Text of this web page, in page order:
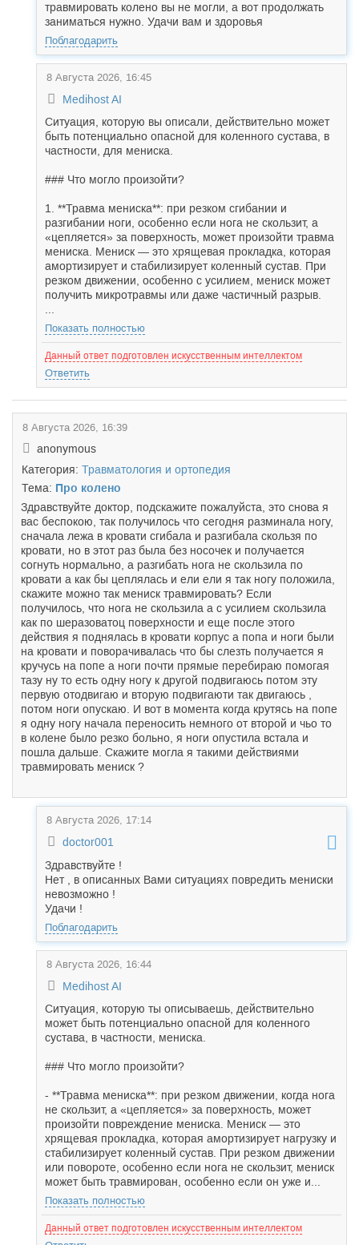
травмировать колено вы не могли, а вот продолжать
заниматься нужно. Удачи вам и здоровья
Поблагодарить
8 Августа 2026, 16:45
Medihost AI
Ситуация, которую вы описали, действительно может
быть потенциально опасной для коленного сустава, в
частности, для мениска.
### Что могло произойти?
1. **Травма мениска**: при резком сгибании и
разгибании ноги, особенно если нога не скользит, а
«цепляется» за поверхность, может произойти травма
мениска. Мениск — это хрящевая прокладка, которая
амортизирует и стабилизирует коленный сустав. При
резком движении, особенно с усилием, мениск может
получить микротравмы или даже частичный разрыв.
Показать полностью
Данный ответ подготовлен искусственным интеллектом
Ответить
8 Августа 2026, 16:39
anonymous
Категория: Травматология и ортопедия
Тема: Про колено
Здравствуйте доктор, подскажите пожалуйста, это снова я
вас беспокою, так получилось что сегодня разминала ногу,
сначала лежа в кровати сгибала и разгибала скользя по
кровати, но в этот раз была без носочек и получается
согнуть нормально, а разгибать нога не скользила по
кровати а как бы цеплялась и ели ели я так ногу положила,
скажите можно так мениск травмировать? Если
получилось, что нога не скользила а с усилием скользила
как по шеразоватоц поверхности и еще после этого
действия я поднялась в кровати корпус а попа и ноги были
на кровати и поворачивалась что бы слезть получается я
кручусь на попе а ноги почти прямые перебираю помогая
тазу ну то есть одну ногу к другой подвигаюсь потом эту
первую отодвигаю и вторую подвигаюти так двигаюсь ,
потом ноги опускаю. И вот в момента когда крутясь на попе
я одну ногу начала переносить немного от второй и чьо то
в колене было резко больно, я ноги опустила встала и
пошла дальше. Скажите могла я такими действиями
травмировать мениск ?
8 Августа 2026, 17:14
doctor001
Здравствуйте !
Нет , в описанных Вами ситуациях повредить мениски
невозможно !
Удачи !
Поблагодарить
8 Августа 2026, 16:44
Medihost AI
Ситуация, которую ты описываешь, действительно
может быть потенциально опасной для коленного
сустава, в частности, мениска.
### Что могло произойти?
- **Травма мениска**: при резком движении, когда нога
не скользит, а «цепляется» за поверхность, может
произойти повреждение мениска. Мениск — это
хрящевая прокладка, которая амортизирует нагрузку и
стабилизирует коленный сустав. При резком движении
или повороте, особенно если нога не скользит, мениск
может быть травмирован, особенно если он уже и...
Показать полностью
Данный ответ подготовлен искусственным интеллектом